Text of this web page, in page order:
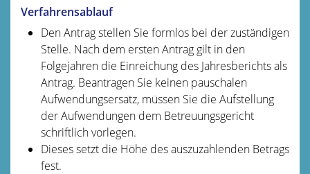
Verfahrensablauf
Den Antrag stellen Sie formlos bei der zuständigen
Stelle. Nach dem ersten Antrag gilt in den
Folgejahren die Einreichung des Jahresberichts als
Antrag. Beantragen Sie keinen pauschalen
Aufwendungsersatz, müssen Sie die Aufstellung
der Aufwendungen dem Betreuungsgericht
schriftlich vorlegen.
Dieses setzt die Höhe des auszuzahlenden Betrags
fest.